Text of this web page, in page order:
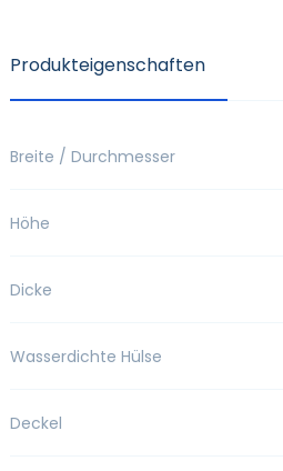
Produkteigenschaften
Breite / Durchmesser
Höhe
Dicke
Wasserdichte Hülse
Deckel